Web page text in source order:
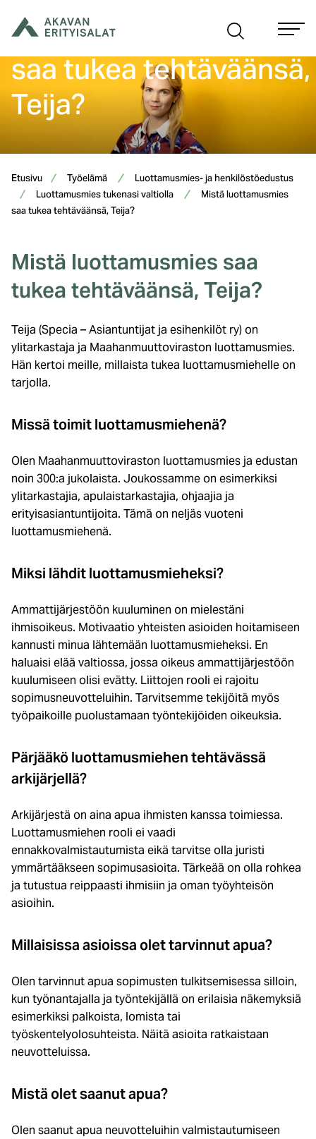
sisältöön
Mistä luottamusmies
saa tukea tehtäväänsä,
Teija?
Etusivu Työelämä
Luottamusmies- ja henkilöstöedustus
Luottamusmies tukenasi valtiolla
Mistä luottamusmies
saa tukea tehtäväänsä, Teija?
Mistä luottamusmies saa
tukea tehtäväänsä, Teija?
Teija (Specia – Asiantuntijat ja esihenkilöt ry) on
ylitarkastaja ja Maahanmuuttoviraston luottamusmies.
Hän kertoi meille, millaista tukea luottamusmiehelle on
tarjolla.
Missä toimit luottamusmiehenä?
Olen Maahanmuuttoviraston luottamusmies ja edustan
noin 300:a jukolaista. Joukossamme on esimerkiksi
ylitarkastajia, apulaistarkastajia, ohjaajia ja
erityisasiantuntijoita. Tämä on neljäs vuoteni
luottamusmiehenä.
Miksi lähdit luottamusmieheksi?
Ammattijärjestöön kuuluminen on mielestäni
ihmisoikeus. Motivaatio yhteisten asioiden hoitamiseen
kannusti minua lähtemään luottamusmieheksi. En
haluaisi elää valtiossa, jossa oikeus ammattijärjestöön
kuulumiseen olisi evätty. Liittojen rooli ei rajoitu
sopimusneuvotteluihin. Tarvitsemme tekijöitä myös
työpaikoille puolustamaan työntekijöiden oikeuksia.
Pärjääkö luottamusmiehen tehtävässä
arkijärjellä?
Arkijärjestä on aina apua ihmisten kanssa toimiessa.
Luottamusmiehen rooli ei vaadi
ennakkovalmistautumista eikä tarvitse olla juristi
ymmärtääkseen sopimusasioita. Tärkeää on olla rohkea
ja tutustua reippaasti ihmisiin ja oman työyhteisön
asioihin.
Millaisissa asioissa olet tarvinnut apua?
Olen tarvinnut apua sopimusten tulkitsemisessa silloin,
kun työnantajalla ja työntekijällä on erilaisia näkemyksiä
esimerkiksi palkoista, lomista tai
työskentelyolosuhteista. Näitä asioita ratkaistaan
neuvotteluissa.
Mistä olet saanut apua?
Olen saanut apua neuvotteluihin valmistautumiseen